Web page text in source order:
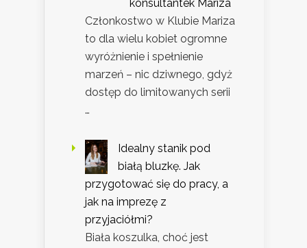
konsultantek Mariza
Członkostwo w Klubie Mariza
to dla wielu kobiet ogromne
wyróżnienie i spełnienie
marzeń – nic dziwnego, gdyż
dostęp do limitowanych serii
…
Idealny stanik pod
białą bluzkę. Jak
przygotować się do pracy, a
jak na imprezę z
przyjaciółmi?
Biała koszulka, choć jest